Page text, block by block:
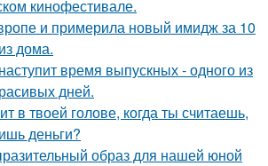
кинофестивале.
и примерила новый имидж за 10
дома.
время выпускных - одного из
дней.
в твоей голове, когда ты считаешь,
деньги?
образ для нашей юной